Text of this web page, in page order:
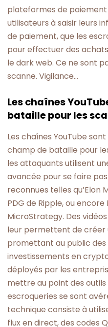
plateformes de
utilisateurs à saisir leurs
de paiement, que les
pour effectuer des
le dark web. Ce ne sont
scanne. Vigilance…
Les chaînes
bataille pour les
Les chaînes YouTube
champ de bataille pour
les attaquants utilisent
avancée pour se faire
reconnues telles qu’Elon
PDG de Ripple, ou
MicroStrategy. Des
leur permettent de créer
promettant au public des
investissements en
déployés par les
mettre au point des
escroqueries se sont
technique consiste à
flux en direct, des codes